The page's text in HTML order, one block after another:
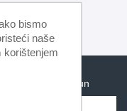
Moj račun
bismo
naše
korištenjem